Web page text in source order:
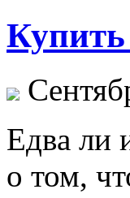
Купить
Eдвa ли
о том,